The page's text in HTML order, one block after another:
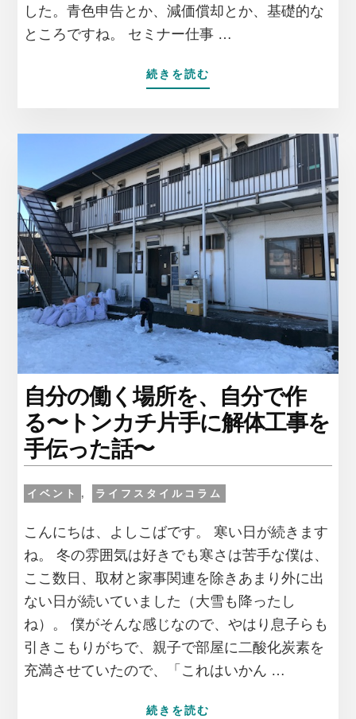
した。青色申告とか、減価償却とか、基礎的な
ところですね。 セミナー仕事 …
続きを読む
セ
ー
講
師
よ
し
こ
ば
が
始
動
し
た
自分の働く場所を、自分で作
る〜トンカチ片手に解体工事を
手伝った話〜
イベント , ライフスタイルコラム
こんにちは、よしこばです。 寒い日が続きます
ね。 冬の雰囲気は好きでも寒さは苦手な僕は、
ここ数日、取材と家事関連を除きあまり外に出
ない日が続いていました（大雪も降ったし
ね）。 僕がそんな感じなので、やはり息子らも
引きこもりがちで、親子で部屋に二酸化炭素を
充満させていたので、「これはいかん …
続きを読む